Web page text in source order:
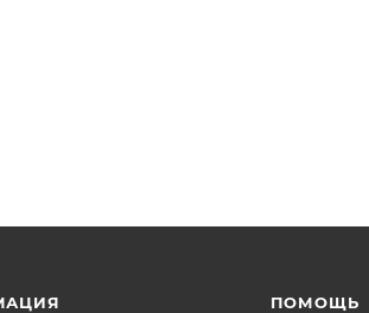
ПОМОЩЬ